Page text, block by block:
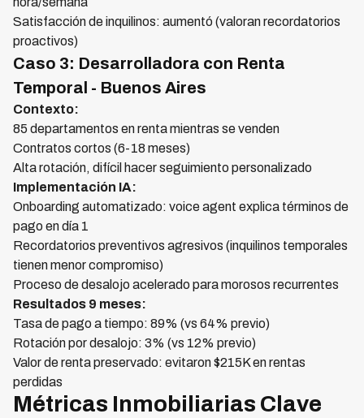
Satisfacción de inquilinos: aumentó (valoran recordatorios
proactivos)
Caso 3: Desarrolladora con Renta
Temporal - Buenos Aires
Contexto:
85 departamentos en renta mientras se venden
Contratos cortos (6-18 meses)
Alta rotación, difícil hacer seguimiento personalizado
Implementación IA:
Onboarding automatizado: voice agent explica términos de
pago en día 1
Recordatorios preventivos agresivos (inquilinos temporales
tienen menor compromiso)
Proceso de desalojo acelerado para morosos recurrentes
Resultados 9 meses:
Tasa de pago a tiempo: 89% (vs 64% previo)
Rotación por desalojo: 3% (vs 12% previo)
Valor de renta preservado: evitaron $215K en rentas
perdidas
Métricas Inmobiliarias Clave